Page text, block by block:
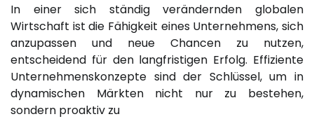
In einer sich ständig verändernden globalen
Wirtschaft ist die Fähigkeit eines Unternehmens, sich
anzupassen und neue Chancen zu nutzen,
entscheidend für den langfristigen Erfolg. Effiziente
Unternehmenskonzepte sind der Schlüssel, um in
dynamischen Märkten nicht nur zu bestehen,
sondern proaktiv zu